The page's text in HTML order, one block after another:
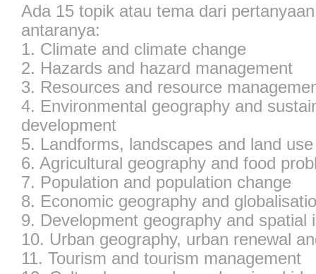
Ada 15 topik atau tema dari
antaranya:
1. Climate and climate change
2. Hazards and hazard management
3. Resources and resource
4. Environmental geography and
development
5. Landforms, landscapes and land use
6. Agricultural geography and food
7. Population and population change
8. Economic geography and
9. Development geography and spatial
10. Urban geography, urban renewal
11. Tourism and tourism management